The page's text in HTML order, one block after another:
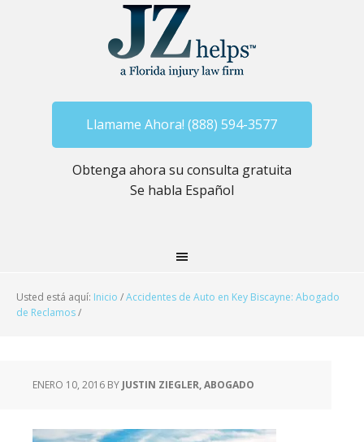
Llamame Ahora! (888) 594-3577
Obtenga ahora su consulta gratuita
Se habla Español
Usted está aquí: Inicio /Accidentes de Auto en Key Biscayne: Abogado
de Reclamos/
ENERO 10, 2016 BY JUSTIN ZIEGLER, ABOGADO